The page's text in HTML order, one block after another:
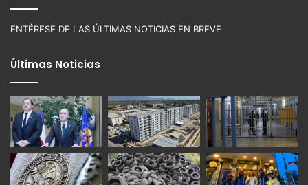
ENTÉRESE DE LAS ÚLTIMAS NOTICIAS EN BREVE
Últimas Noticias